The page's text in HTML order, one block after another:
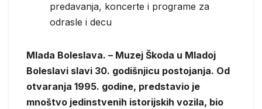
predavanja, koncerte i programe za
odrasle i decu
Mlada Boleslava. – Muzej Škoda u Mladoj
Boleslavi slavi 30. godišnjicu postojanja. Od
otvaranja 1995. godine, predstavio je
mnoštvo jedinstvenih istorijskih vozila, bio